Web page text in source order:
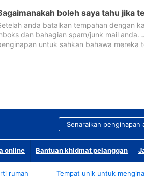
boleh saya tahu jika
anda batalkan tempahan dengan
dan bahagian spam/junk mail anda.
untuk sahkan bahawa mereka
Senaraikan penginapan
online Bantuan khidmat pelanggan
rumah
Tempat unik untuk